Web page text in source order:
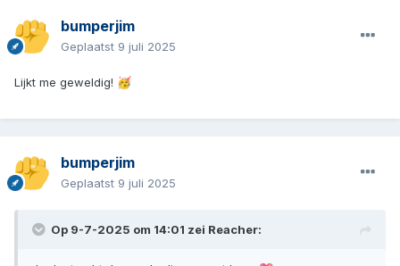
bumperjim
Geplaatst 9 juli 2025
Lijkt me geweldig! 🥳
bumperjim
Geplaatst 9 juli 2025
Op 9-7-2025 om 14:01 zei Reacher: